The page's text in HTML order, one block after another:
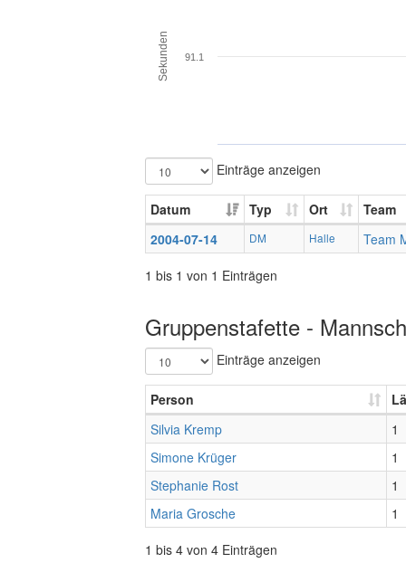
Sekunden 91.1
Einträge anzeigen
Datum Typ Ort
Team
2004-07-14
DM Halle
Team
1 bis 1 von 1 Einträgen
Gruppenstafette -
Einträge anzeigen
Person
Silvia Kremp
1
Simone Krüger
1
Stephanie Rost
1
Maria Grosche
1
1 bis 4 von 4 Einträgen